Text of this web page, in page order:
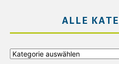
ALLE
Alle